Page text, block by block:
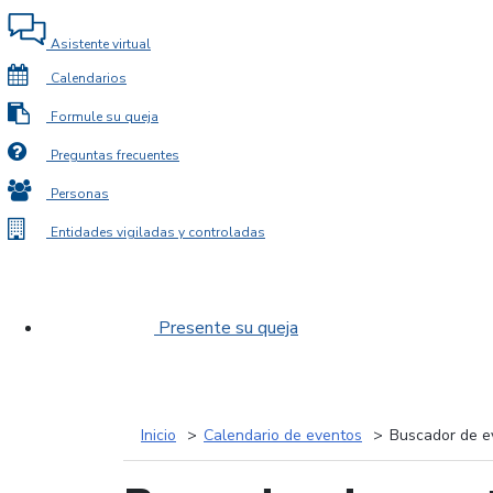
Asistente virtual
Calendarios
Formule su queja
Preguntas frecuentes
Personas
Entidades vigiladas y controladas
Presente su queja
Inicio Calendario de eventos Buscador de